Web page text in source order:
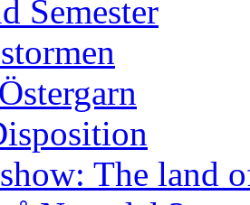
Semester
The land